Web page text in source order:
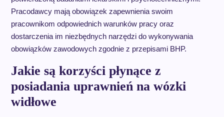
Pracodawcy mają obowiązek zapewnienia swoim
pracownikom odpowiednich warunków pracy oraz
dostarczenia im niezbędnych narzędzi do wykonywania
obowiązków zawodowych zgodnie z przepisami BHP.
Jakie są korzyści płynące z
posiadania uprawnień na wózki
widłowe